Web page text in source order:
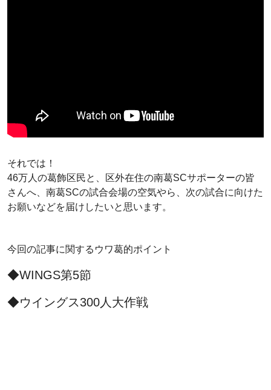
それでは！
46万人の葛飾区民と、区外在住の南葛SCサポーターの皆
さんへ、南葛SCの試合会場の空気やら、次の試合に向けた
お願いなどを届けしたいと思います。
今回の記事に関するウワ葛的ポイント
◆WINGS第5節
◆ウイングス300人大作戦